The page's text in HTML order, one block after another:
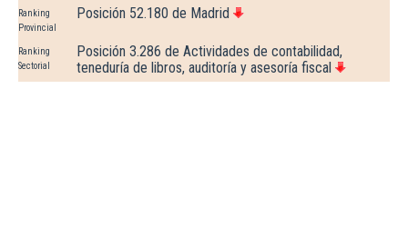
Ranking
Provincial
Posición 52.180 de Madrid
Ranking
Sectorial
Posición 3.286 de Actividades de contabilidad,
teneduría de libros, auditoría y asesoría fiscal